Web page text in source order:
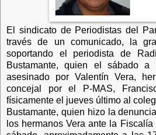
El sindicato de Periodistas del
través de un comunicado, la
soportando el periodista de
Bustamante, quien el sábado
asesinado por Valentín Vera,
concejal por el P-MAS,
físicamente el jueves último al
Bustamante, quien hizo la
los hermanos Vera ante la